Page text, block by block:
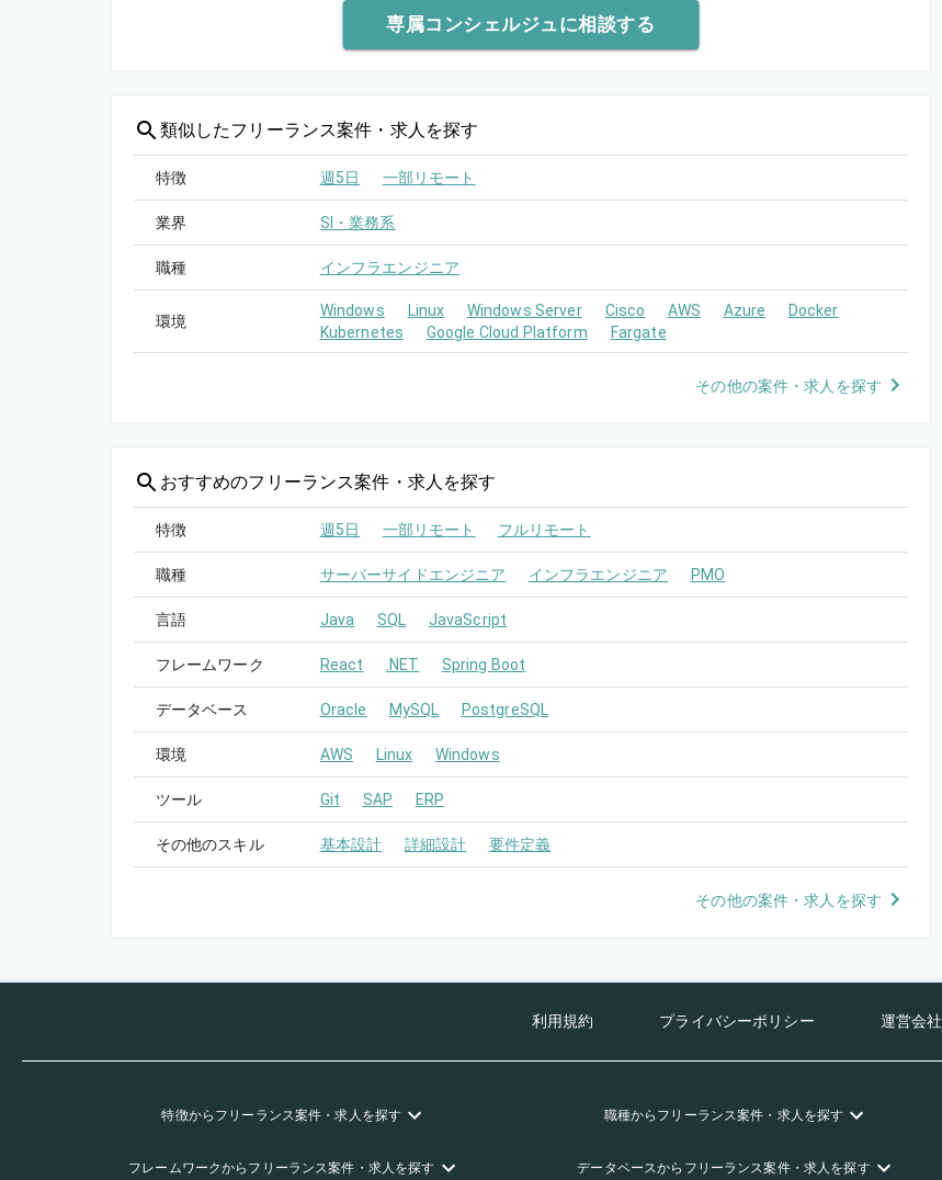
専属コンシェルジュに相談する
類似したフリーランス案件・求人を探す
特徴 週5日 一部リモート
業界 SI・業務系
職種 インフラエンジニア
環境
Windows Linux Windows Server Cisco AWS Azure
Docker
Kubernetes
Google Cloud Platform Fargate
その他の案件・求人を探す
おすすめのフリーランス案件・求人を探す
特徴 週5日 一部リモート フルリモート
職種 サーバーサイドエンジニア インフラエンジニア PMO
言語 Java SQL JavaScript
フレームワーク React .NET Spring Boot
データベース Oracle MySQL PostgreSQL
環境 AWS Linux Windows
ツール Git SAP ERP
その他のスキル 基本設計 詳細設計 要件定義
その他の案件・求人を探す
利用規約 プライバシーポリシー 運営会社
特徴からフリーランス案件・求人を探す 職種からフリーランス案件・求人を探す
フレームワークからフリーランス案件・求人を探す データベースからフリーランス案件・求人を探す